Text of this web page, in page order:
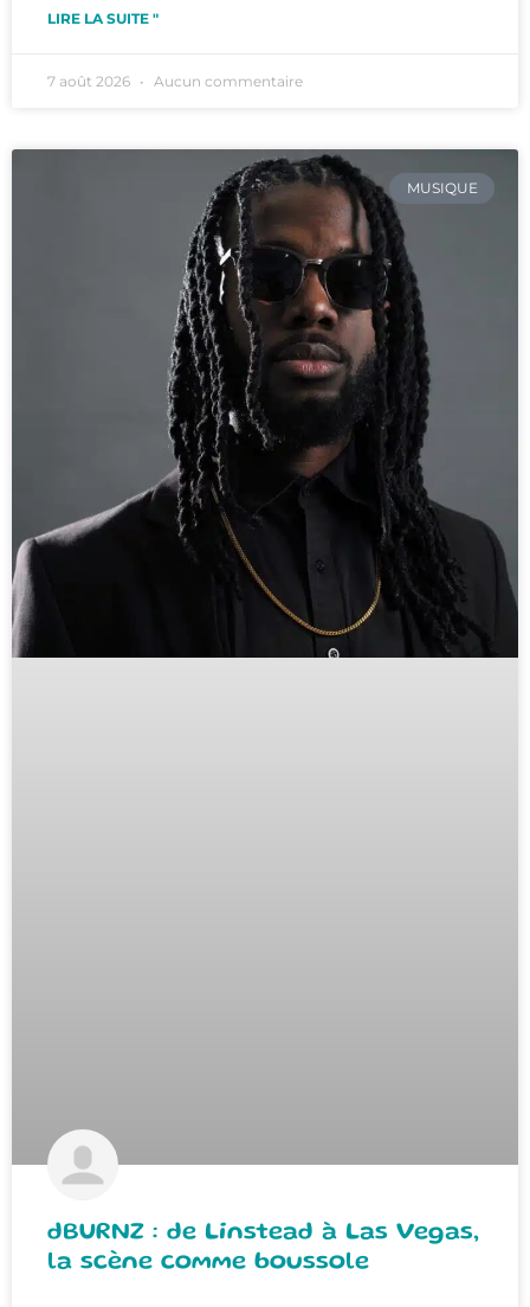
LIRE LA SUITE "
7 août 2026 Aucun commentaire
MUSIQUE
dBURNZ : de Linstead à Las Vegas,
la scène comme boussole